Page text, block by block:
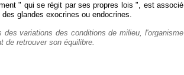
" qui se régit par ses propres lois ", est associé
glandes exocrines ou endocrines.
des variations des conditions de milieu, l'organisme
de retrouver son équilibre.